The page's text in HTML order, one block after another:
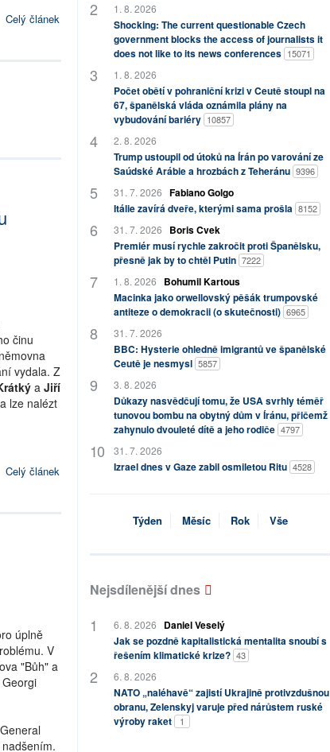
Celý článek
činu
vydala. Z
a Jiří
lze nalézt
Celý článek
úplně
V
"Bůh" a
1. 8. 2026
Shocking: The current questionable Czech
government blocks the access of journalists it
does not like to its news conferences 15071
1. 8. 2026
Počet obětí v pohraniční krizi v Ceutě stoupl na
67, španělská vláda oznámila plány na
vybudování bariéry 10857
2. 8. 2026
Trump ustoupil od útoků na Írán po varování ze
Saúdské Arábie a hrozbách z Teheránu 9396
31. 7. 2026 Fabiano Golgo
Itálie zavírá dveře, kterými sama prošla 8152
31. 7. 2026
Boris Cvek
Premiér musí rychle zakročit proti Španělsku,
přesně jak by to chtěl Putin 7222
1. 8. 2026
Bohumil Kartous
Macinka jako orwellovský pěšák trumpovské
antiteze o demokracii (o skutečnosti) 6965
31. 7. 2026
BBC: Hysterie ohledně imigrantů ve španělské
Ceutě je nesmysl 5857
3. 8. 2026
Důkazy nasvědčují tomu, že USA svrhly téměř
tunovou bombu na obytný dům v Íránu, přičemž
zahynulo dvouleté dítě a jeho rodiče 4797
31. 7. 2026
Izrael dnes v Gaze zabil osmiletou Ritu 4528
Týden Měsíc Rok Vše
Nejsdílenější dnes
6. 8. 2026
Daniel Veselý
Jak se pozdně kapitalistická mentalita snoubí s
řešením klimatické krize? 43
6. 8. 2026
NATO „naléhavě“ zajistí Ukrajině protivzdušnou
obranu, Zelenskyj varuje před nárůstem ruské
výroby raket
1